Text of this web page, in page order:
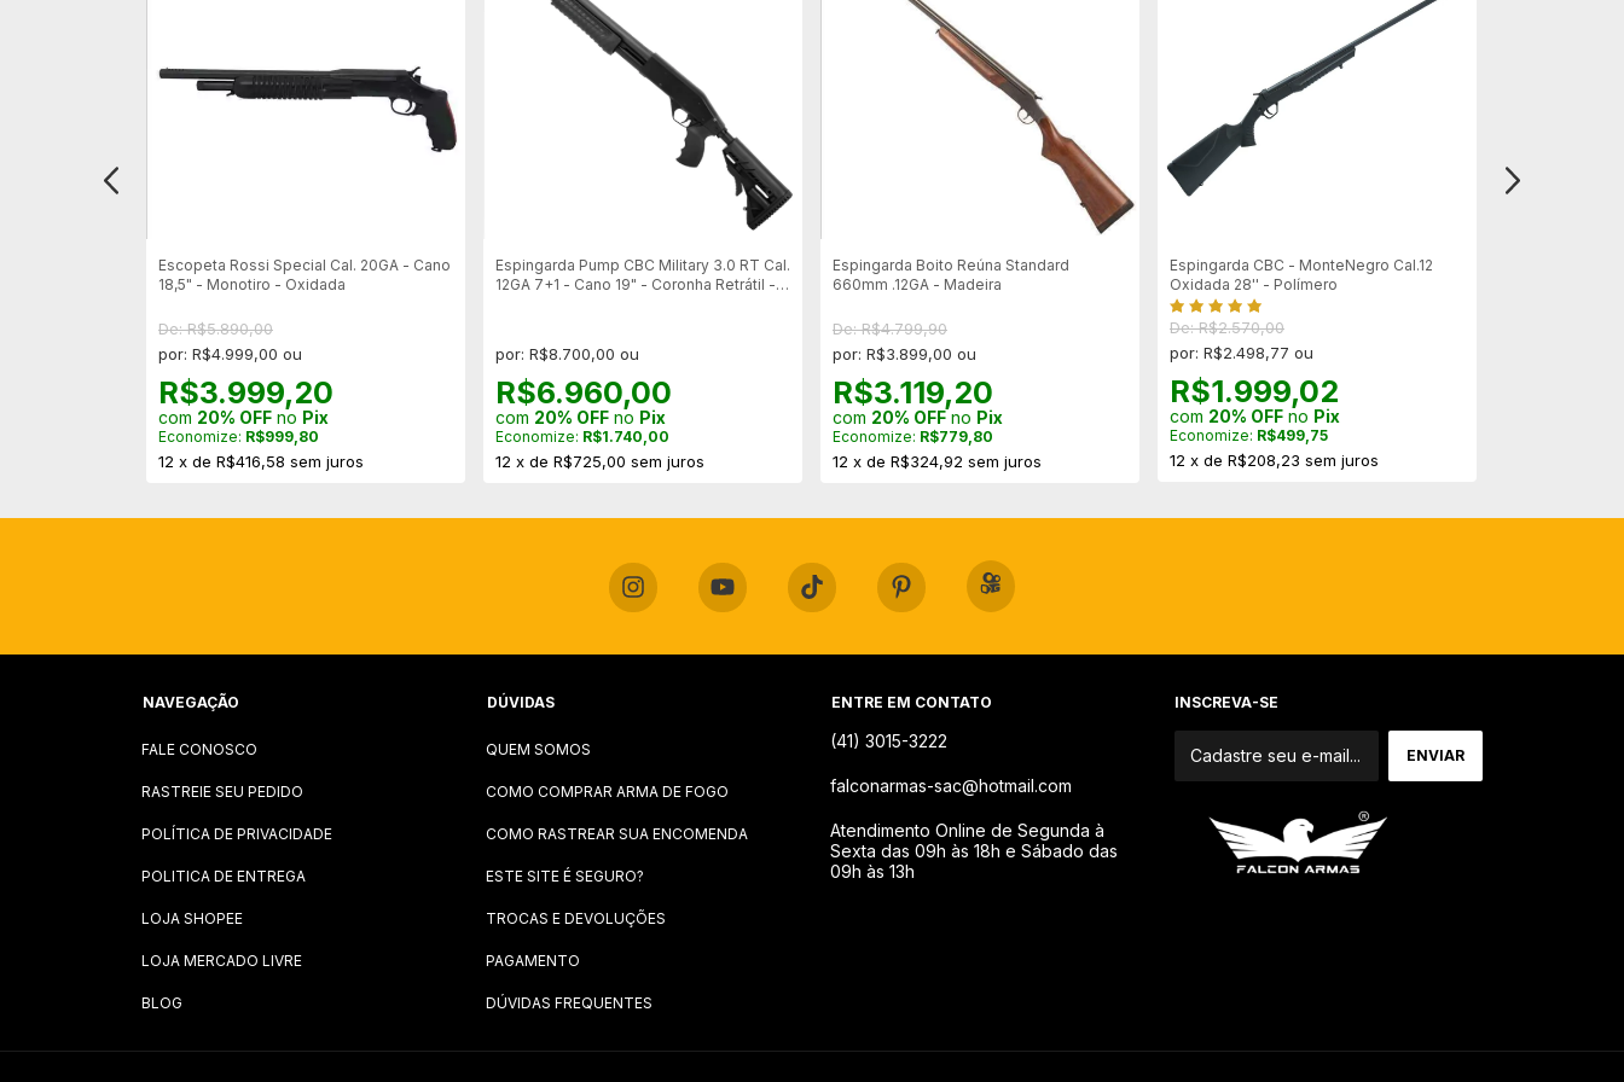
Escopeta Rossi Special Cal. 20GA - Cano
18,5" - Monotiro - Oxidada
De: R$5.890,00
por: R$4.999,00 ou
R$3.999,20
com 20% OFF no Pix
Economize: R$999,80
12 x de R$416,58 sem juros
Espingarda Pump CBC Military 3.0 RT Cal.
12GA 7+1 - Cano 19" - Coronha Retrátil -
por: R$8.700,00 ou
R$6.960,00
com 20% OFF no Pix
Economize: R$1.740,00
12 x de R$725,00 sem juros
Espingarda Boito Reúna Standard
660mm .12GA - Madeira
De: R$4.799,90
por: R$3.899,00 ou
R$3.119,20
com 20% OFF no Pix
Economize: R$779,80
12 x de R$324,92 sem juros
Espingarda CBC - MonteNegro Cal.12
Oxidada 28'' - Polímero
De: R$2.570,00
por: R$2.498,77 ou
R$1.999,02
com 20% OFF no Pix
Economize: R$499,75
12 x de R$208,23 sem juros
NAVEGAÇÃO
FALE CONOSCO
RASTREIE SEU PEDIDO
POLÍTICA DE PRIVACIDADE
POLITICA DE ENTREGA
LOJA SHOPEE
LOJA MERCADO LIVRE
BLOG
DÚVIDAS
QUEM SOMOS
COMO COMPRAR ARMA DE FOGO
COMO RASTREAR SUA ENCOMENDA
ESTE SITE É SEGURO?
TROCAS E DEVOLUÇÕES
PAGAMENTO
DÚVIDAS FREQUENTES
ENTRE EM CONTATO
(41) 3015-3222
falconarmas-sac@hotmail.com
Atendimento Online de Segunda à
Sexta das 09h às 18h e Sábado das
09h às 13h
INSCREVA-SE